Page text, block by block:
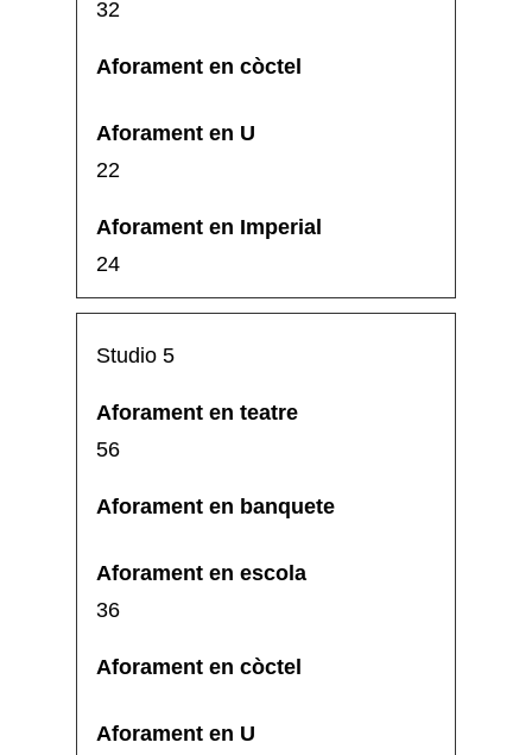
32
22
24
Studio 5
56
36